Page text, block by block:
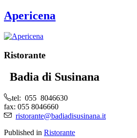
Apericena
Ristorante
Badia di Susinana
tel: 055 8046630
fax: 055 8046660
ristorante@badiadisusinana.it
Published in Ristorante